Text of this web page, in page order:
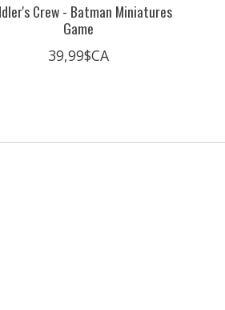
Crew - Batman Miniatures
Game
39,99$CA